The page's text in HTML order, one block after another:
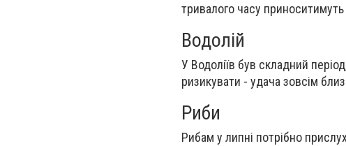
тривалого часу
Водолій
У Водоліїв був складний
ризикувати - удача зовсім
Риби
Рибам у липні потрібно